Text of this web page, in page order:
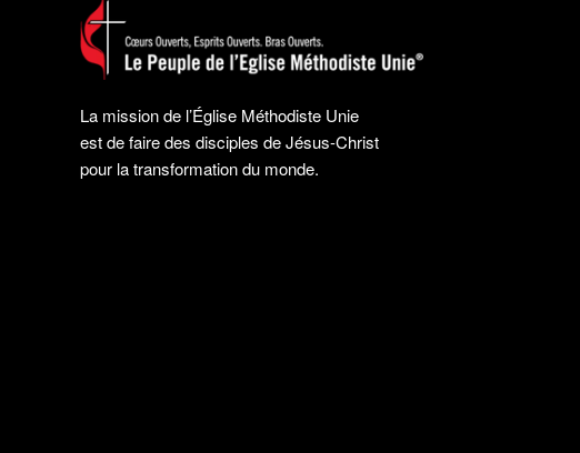
La mission de l’Église Méthodiste Unie
est de faire des disciples de Jésus-Christ
pour la transformation du monde.